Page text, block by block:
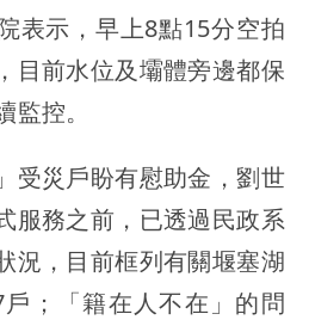
表示，早上8點15分空拍
目前水位及壩體旁邊都保
控。
受災戶盼有慰助金，劉世
服務之前，已透過民政系
況，目前框列有關堰塞湖
；「籍在人不在」的問